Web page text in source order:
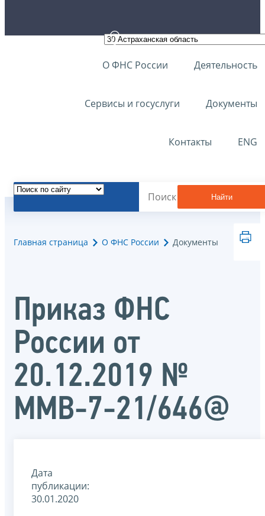
О ФНС России Деятельность
Сервисы и госуслуги Документы
Контакты ENG
Найти
Главная страница О ФНС России Документы
Приказ ФНС
России от
20.12.2019 №
ММВ-7-21/646@
Дата
публикации:
30.01.2020